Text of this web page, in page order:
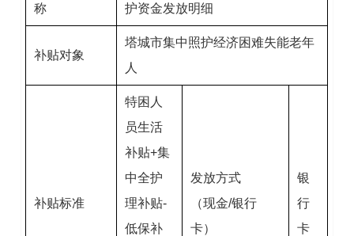
称
护资金发放明细
补贴对象
塔城市集中照护经济困难失能老年
人
补贴标准
特困人
员生活
补贴+集
中全护
理补贴-
低保补
发放方式
（现金/银行
卡）
银
行
卡